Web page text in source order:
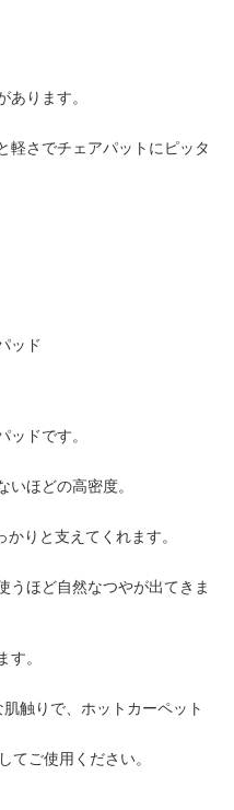
あります。
軽さでチェアパットにピッタ
ッド
ッドです。
ほどの高密度。
りと支えてくれます。
うほど自然なつやが出てきま
す。
触りで、ホットカーペット